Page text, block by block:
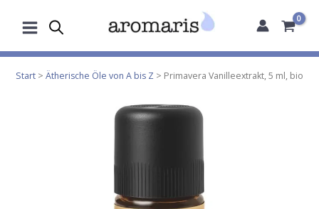
Inhalt
Start > Ätherische Öle von A bis Z > Primavera Vanilleextrakt, 5 ml, bio